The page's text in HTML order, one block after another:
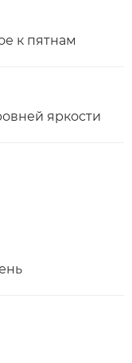
к пятнам
яркости